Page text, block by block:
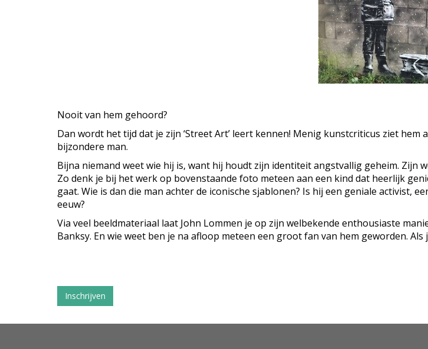
Nooit van hem gehoord?
Dan wordt het tijd dat je zijn ‘Street Art’ leert kennen! Menig kunstcriticus ziet
bijzondere man.
Bijna niemand weet wie hij is, want hij houdt zijn identiteit angstvallig geheim. Zijn
Zo denk je bij het werk op bovenstaande foto meteen aan een kind dat heerlijk
gaat. Wie is dan die man achter de iconische sjablonen? Is hij een geniale activist,
eeuw?
Via veel beeldmateriaal laat John Lommen je op zijn welbekende enthousiaste
Banksy. En wie weet ben je na afloop meteen een groot fan van hem geworden.
Inschrijven